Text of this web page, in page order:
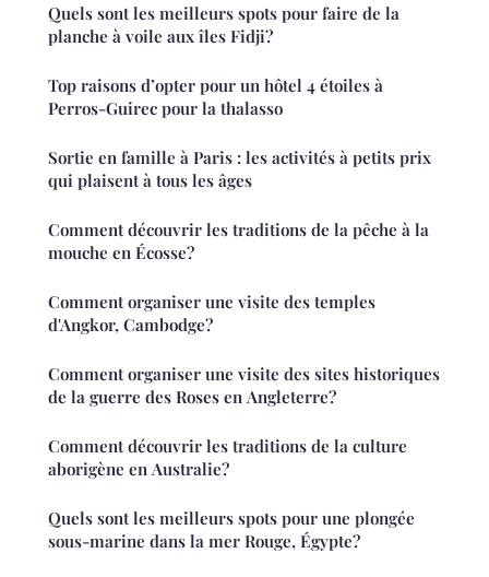
Quels sont les meilleurs spots pour faire de la
planche à voile aux îles Fidji?
Top raisons d’opter pour un hôtel 4 étoiles à
Perros-Guirec pour la thalasso
Sortie en famille à Paris : les activités à petits prix
qui plaisent à tous les âges
Comment découvrir les traditions de la pêche à la
mouche en Écosse?
Comment organiser une visite des temples
d'Angkor, Cambodge?
Comment organiser une visite des sites historiques
de la guerre des Roses en Angleterre?
Comment découvrir les traditions de la culture
aborigène en Australie?
Quels sont les meilleurs spots pour une plongée
sous-marine dans la mer Rouge, Égypte?